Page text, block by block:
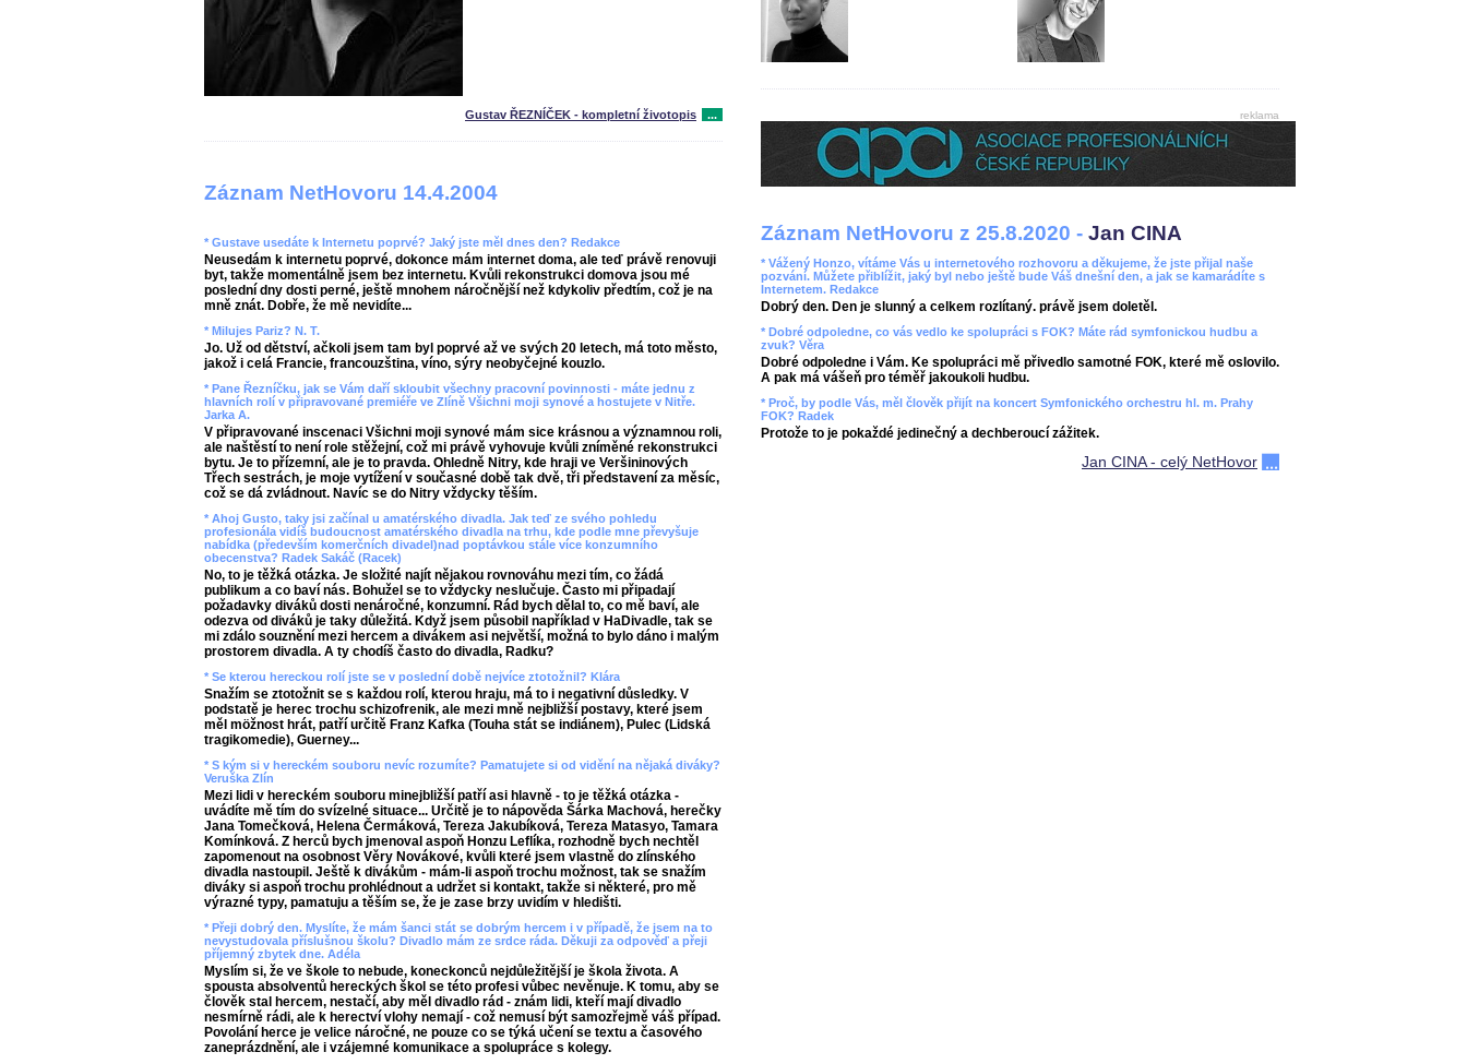
Gustav ŘEZNÍČEK - kompletní životopis ...
Záznam NetHovoru 14.4.2004
* Gustave usedáte k Internetu poprvé? Jaký jste měl dnes den? Redakce
Neusedám k internetu poprvé, dokonce mám internet doma, ale teď právě renovuji
byt, takže momentálně jsem bez internetu. Kvůli rekonstrukci domova jsou mé
poslední dny dosti perné, ještě mnohem náročnější než kdykoliv předtím, což je na
mně znát. Dobře, že mě nevidíte...
* Milujes Pariz? N. T.
Jo. Už od dětství, ačkoli jsem tam byl poprvé až ve svých 20 letech, má toto město,
jakož i celá Francie, francouzština, víno, sýry neobyčejné kouzlo.
* Pane Řezníčku, jak se Vám daří skloubit všechny pracovní povinnosti - máte jednu z
hlavních rolí v připravované premiéře ve Zlíně Všichni moji synové a hostujete v Nitře.
Jarka A.
V připravované inscenaci Všichni moji synové mám sice krásnou a významnou roli,
ale naštěstí to není role stěžejní, což mi právě vyhovuje kvůli zníměné rekonstrukci
bytu. Je to přízemní, ale je to pravda. Ohledně Nitry, kde hraji ve Veršininových
Třech sestrách, je moje vytížení v současné době tak dvě, tři představení za měsíc,
což se dá zvládnout. Navíc se do Nitry vždycky těším.
* Ahoj Gusto, taky jsi začínal u amatérského divadla. Jak teď ze svého pohledu
profesionála vidíš budoucnost amatérského divadla na trhu, kde podle mne převyšuje
nabídka (především komerčních divadel)nad poptávkou stále více konzumního
obecenstva? Radek Sakáč (Racek)
No, to je těžká otázka. Je složité najít nějakou rovnováhu mezi tím, co žádá
publikum a co baví nás. Bohužel se to vždycky neslučuje. Často mi připadají
požadavky diváků dosti nenáročné, konzumní. Rád bych dělal to, co mě baví, ale
odezva od diváků je taky důležitá. Když jsem působil například v HaDivadle, tak se
mi zdálo souznění mezi hercem a divákem asi největší, možná to bylo dáno i malým
prostorem divadla. A ty chodíš často do divadla, Radku?
* Se kterou hereckou rolí jste se v poslední době nejvíce ztotožnil? Klára
Snažím se ztotožnit se s každou rolí, kterou hraju, má to i negativní důsledky. V
podstatě je herec trochu schizofrenik, ale mezi mně nejbližší postavy, které jsem
měl möžnost hrát, patří určitě Franz Kafka (Touha stát se indiánem), Pulec (Lidská
tragikomedie), Guerney...
* S kým si v hereckém souboru nevíc rozumíte? Pamatujete si od vidění na nějaká diváky?
Veruška Zlín
Mezi lidi v hereckém souboru minejbližší patří asi hlavně - to je těžká otázka -
uvádíte mě tím do svízelné situace... Určitě je to nápověda Šárka Machová, herečky
Jana Tomečková, Helena Čermáková, Tereza Jakubíková, Tereza Matasyo, Tamara
Komínková. Z herců bych jmenoval aspoň Honzu Leflíka, rozhodně bych nechtěl
zapomenout na osobnost Věry Novákové, kvůli které jsem vlastně do zlínského
divadla nastoupil. Ještě k divákům - mám-li aspoň trochu možnost, tak se snažím
diváky si aspoň trochu prohlédnout a udržet si kontakt, takže si některé, pro mě
výrazné typy, pamatuju a těším se, že je zase brzy uvidím v hledišti.
* Přeji dobrý den. Myslíte, že mám šanci stát se dobrým hercem i v případě, že jsem na to
nevystudovala příslušnou školu? Divadlo mám ze srdce ráda. Děkuji za odpověď a přeji
příjemný zbytek dne. Adéla
Myslím si, že ve škole to nebude, koneckonců nejdůležitější je škola života. A
spousta absolventů hereckých škol se této profesi vůbec nevěnuje. K tomu, aby se
člověk stal hercem, nestačí, aby měl divadlo rád - znám lidi, kteří mají divadlo
nesmírně rádi, ale k herectví vlohy nemají - což nemusí být samozřejmě váš případ.
Povolání herce je velice náročné, ne pouze co se týká učení se textu a časového
zaneprázdnění, ale i vzájemné komunikace a spolupráce s kolegy.
reklama
Záznam NetHovoru z 25.8.2020 - Jan CINA
* Vážený Honzo, vítáme Vás u internetového rozhovoru a děkujeme, že jste přijal naše
pozvání. Můžete přiblížit, jaký byl nebo ještě bude Váš dnešní den, a jak se kamarádíte s
Internetem. Redakce
Dobrý den. Den je slunný a celkem rozlítaný. právě jsem doletěl.
* Dobré odpoledne, co vás vedlo ke spolupráci s FOK? Máte rád symfonickou hudbu a
zvuk? Věra
Dobré odpoledne i Vám. Ke spolupráci mě přivedlo samotné FOK, které mě oslovilo.
A pak má vášeň pro téměř jakoukoli hudbu.
* Proč, by podle Vás, měl člověk přijít na koncert Symfonického orchestru hl. m. Prahy
FOK? Radek
Protože to je pokaždé jedinečný a dechberoucí zážitek.
Jan CINA - celý NetHovor